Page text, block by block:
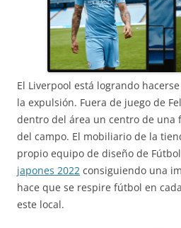
El Liverpool está logrando
la expulsión. Fuera de juego de
dentro del área un centro de una
del campo. El mobiliario de la
propio equipo de diseño de
japones 2022 consiguiendo una
hace que se respire fútbol en
este local.